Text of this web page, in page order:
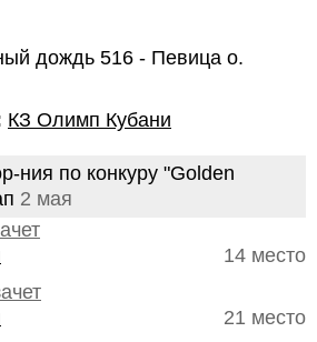
дождь 516 - Певица о.
КЗ Олимп Кубани
ния по конкуру "Golden
2 мая
14 место
21 место